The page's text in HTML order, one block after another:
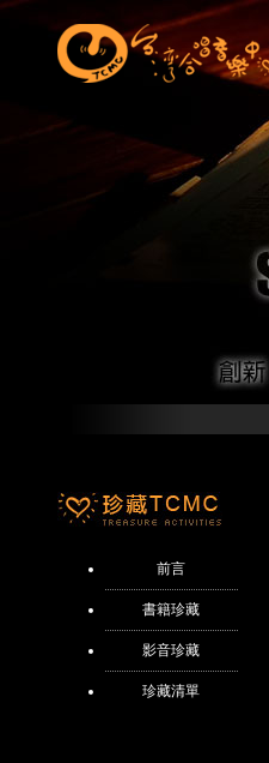
前言
書籍珍藏
影音珍藏
珍藏清單